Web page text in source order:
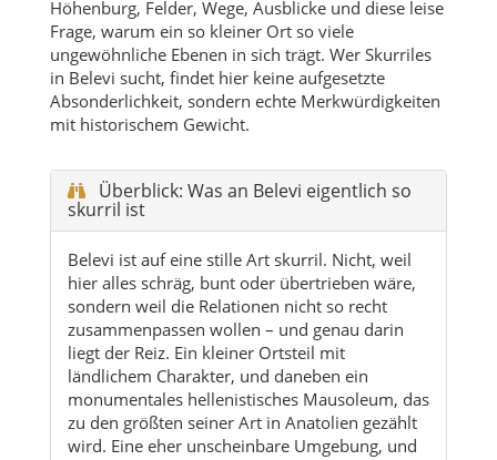
mit historischem Gewicht.
Überblick: Was an Belevi eigentlich so
skurril ist
hier alles schräg, bunt oder übertrieben wäre,
sondern weil die Relationen nicht so recht
zusammenpassen wollen – und genau darin
liegt der Reiz. Ein kleiner Ortsteil mit
ländlichem Charakter, und daneben ein
monumentales hellenistisches Mausoleum, das
zu den größten seiner Art in Anatolien gezählt
wird. Eine eher unscheinbare Umgebung, und
doch tauchen plötzlich königliche Symbolik,
Löwen-Greifen, steinerne Vasen,
Bemalungsspuren und offene
Forschungsfragen auf.